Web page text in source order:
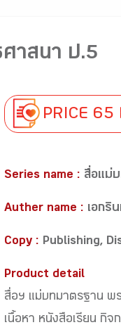
าสนา ป.5
PRICE 65
Series name : สื่อแม่
Auther name : เอกริ
Copy : Publishing,
Product detail
สื่อฯ แม่บทมาตรฐาน พ
เนื้อหา หนังสือเรียน กิจ